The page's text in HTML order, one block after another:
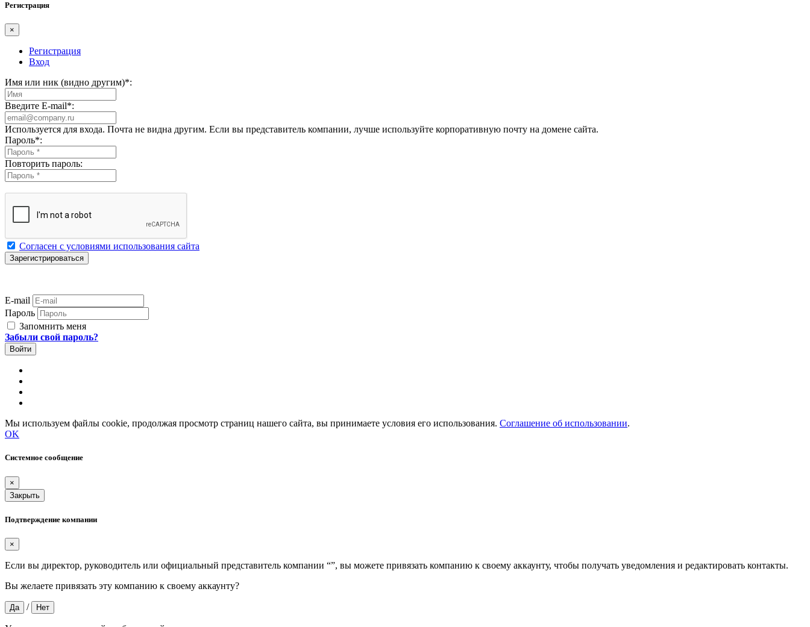
Регистрация
×
Регистрация
Вход
Имя или ник (видно другим)*:
Введите E-mail*:
Используется для входа. Почта не видна другим. Если вы представитель компании, лучше используйте корпоративную почту на домене сайта.
Пароль*:
Повторить пароль:
Согласен с условиями использования сайта
E-mail
Пароль
Запомнить меня
Забыли свой пароль?
Мы используем файлы cookie, продолжая просмотр страниц нашего сайта, вы принимаете условия его использования. Соглашение об использовании.
OK
Системное сообщение
×
Закрыть
Подтверждение компании
×
Если вы директор, руководитель или официальный представитель компании “”, вы можете привязать компанию к своему аккаунту, чтобы получать уведомления и редактировать контакты.
Вы желаете привязать эту компанию к своему аккаунту?
Да / Нет